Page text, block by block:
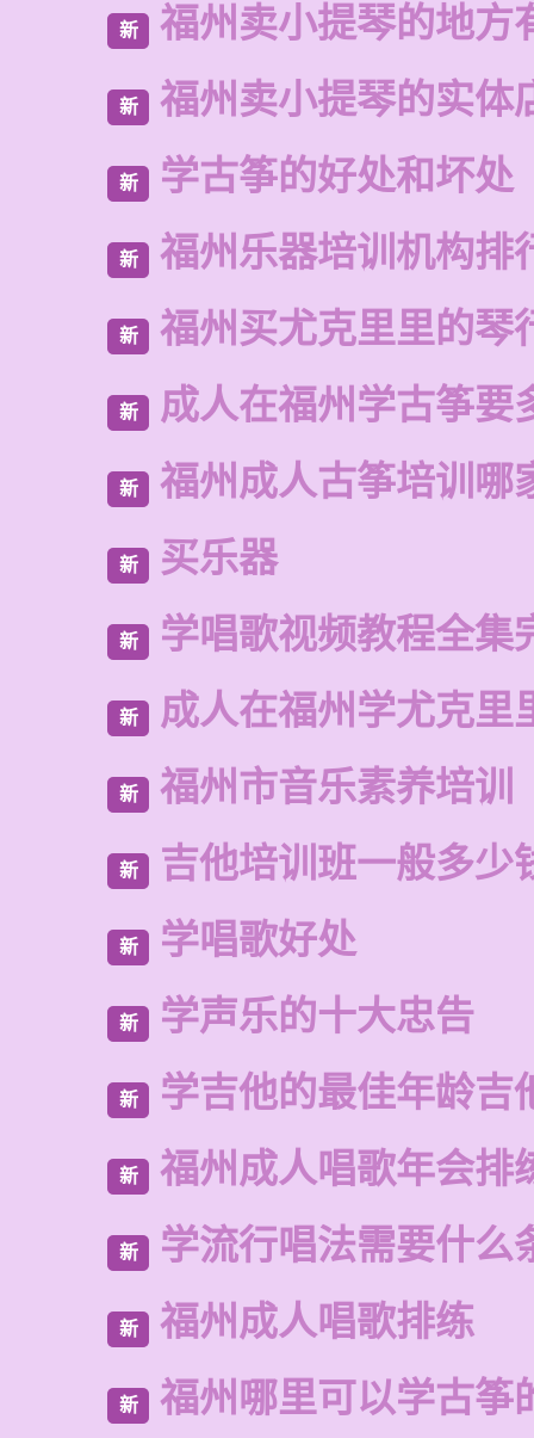
新 福州卖小提琴的地方
新 福州卖小提琴的实体
新 学古筝的好处和坏处
新 福州乐器培训机构排
新 福州买尤克里里的琴
新 成人在福州学古筝要
新 福州成人古筝培训哪
新 买乐器
新 学唱歌视频教程全集
新 成人在福州学尤克里
新 福州市音乐素养培训
新 吉他培训班一般多少
新 学唱歌好处
新 学声乐的十大忠告
新 学吉他的最佳年龄吉
新 福州成人唱歌年会排
新 学流行唱法需要什么
新 福州成人唱歌排练
新 福州哪里可以学古筝